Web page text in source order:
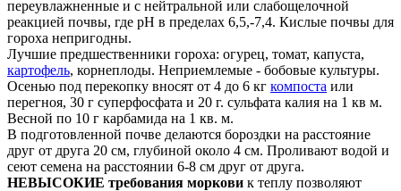
переувлажненные и с нейтральной или слабощелочной
реакцией почвы, где pH в пределах 6,5,-7,4. Кислые почвы для
гороха непригодны.
Лучшие предшественники гороха: огурец, томат, капуста,
картофель, корнеплоды. Неприемлемые - бобовые культуры.
Осенью под перекопку вносят от 4 до 6 кг компоста или
перегноя, 30 г суперфосфата и 20 г. сульфата калия на 1 кв м.
Весной по 10 г карбамида на 1 кв. м.
В подготовленной почве делаются бороздки на расстояние
друг от друга 20 см, глубиной около 4 см. Проливают водой и
сеют семена на расстоянии 6-8 см друг от друга.
НЕВЫСОКИЕ требования моркови к теплу позволяют